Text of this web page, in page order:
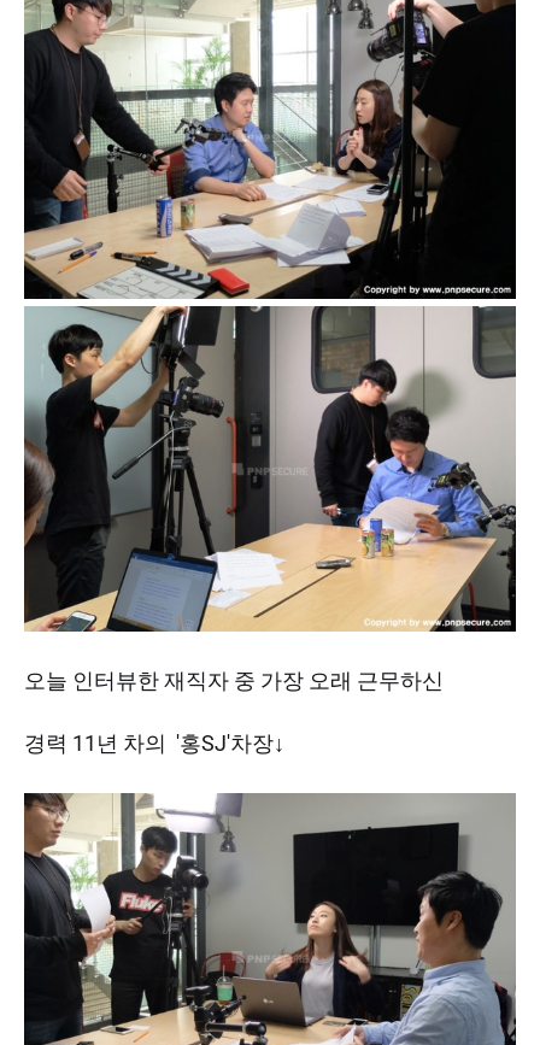
오늘 인터뷰한 재직자 중 가장 오래 근무하신
경력 11년 차의 '홍SJ'차장↓